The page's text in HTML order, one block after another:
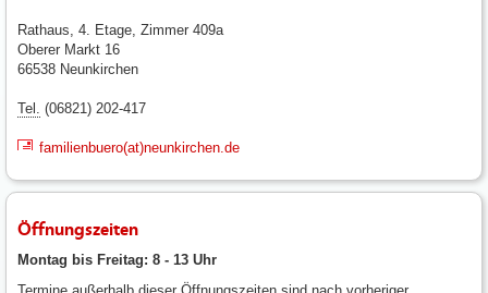
Rathaus, 4. Etage, Zimmer 409a
Oberer Markt 16
66538 Neunkirchen
Tel. (06821) 202-417
familienbuero(at)neunkirchen.de
Öffnungszeiten
Montag bis Freitag: 8 - 13 Uhr